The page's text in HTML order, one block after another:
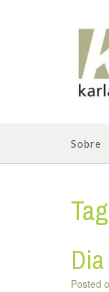
Sobre
Posted